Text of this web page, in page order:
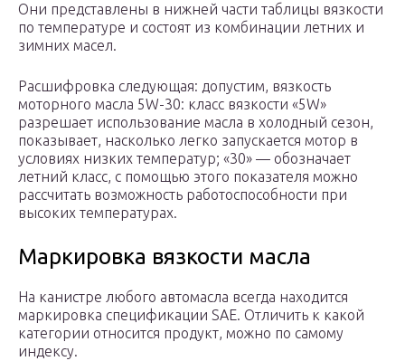
Они представлены в нижней части таблицы вязкости
по температуре и состоят из комбинации летних и
зимних масел.
Расшифровка следующая: допустим, вязкость
моторного масла 5W-30: класс вязкости «5W»
разрешает использование масла в холодный сезон,
показывает, насколько легко запускается мотор в
условиях низких температур; «30» — обозначает
летний класс, с помощью этого показателя можно
рассчитать возможность работоспособности при
высоких температурах.
Маркировка вязкости масла
На канистре любого автомасла всегда находится
маркировка спецификации SAE. Отличить к какой
категории относится продукт, можно по самому
индексу.